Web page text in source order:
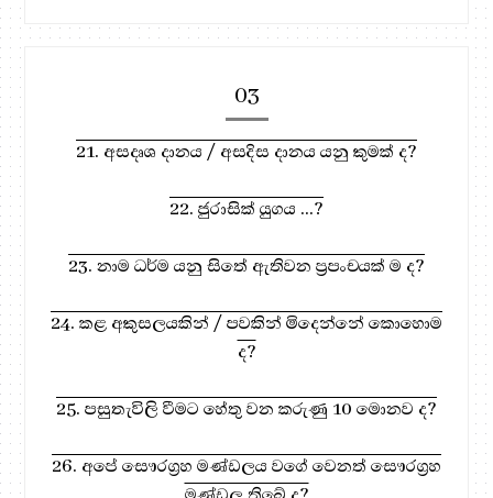
03
21. අසදෘශ දානය / අසදිස දානය යනු කුමක් ද?
22. ජුරාසික් යුගය ...?
23. නාම ධර්ම යනු සිතේ ඇතිවන ප්‍රපංචයක් ම ද?
24. කළ අකුසලයකින් / පවකින් මිදෙන්නේ කොහොම
ද?
25. පසුතැවිලි වීමට හේතු වන කරුණු 10 මොනව ද?
26. අපේ සෞරග්‍රහ මණ්ඩලය වගේ වෙනත් සෞරග්‍රහ